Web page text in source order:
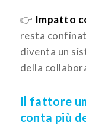
👉 Impatto
resta
diventa un
della
Il fattore
conta più